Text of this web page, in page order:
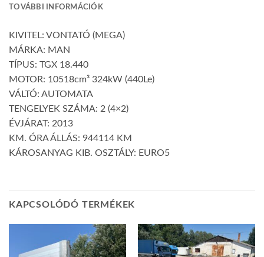
TOVÁBBI INFORMÁCIÓK
KIVITEL: VONTATÓ (MEGA)
MÁRKA: MAN
TÍPUS: TGX 18.440
MOTOR: 10518cm³ 324kW (440Le)
VÁLTÓ: AUTOMATA
TENGELYEK SZÁMA: 2 (4×2)
ÉVJÁRAT: 2013
KM. ÓRA ÁLLÁS: 944114 KM
KÁROSANYAG KIB. OSZTÁLY: EURO5
KAPCSOLÓDÓ TERMÉKEK